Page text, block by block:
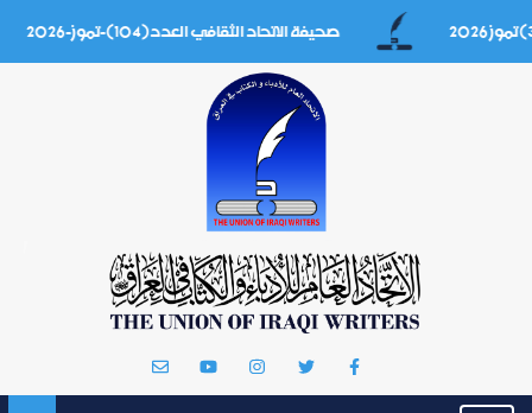
صحيفة الاتحاد الثقافي العدد(104)-تموز-2026